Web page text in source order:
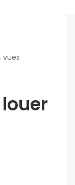
vues